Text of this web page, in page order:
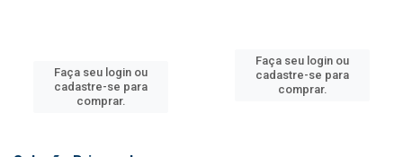
Faça seu login ou
cadastre-se para
comprar.
Faça seu login ou
cadastre-se para
comprar.